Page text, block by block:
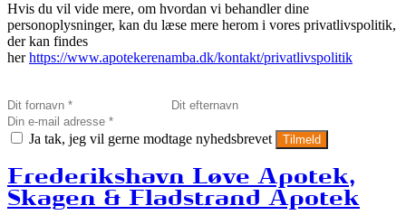
Hvis du vil vide mere, om hvordan vi behandler dine
personoplysninger, kan du læse mere herom i vores privatlivspolitik,
der kan findes
herhttps://www.apotekerenamba.dk/kontakt/privatlivspolitik
Ja tak, jeg vil gerne modtage nyhedsbrevet Tilmeld
Frederikshavn Løve Apotek,
Skagen & Fladstrand Apotek